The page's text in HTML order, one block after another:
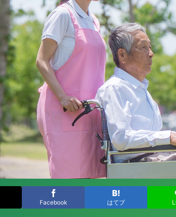
Facebook はてブ